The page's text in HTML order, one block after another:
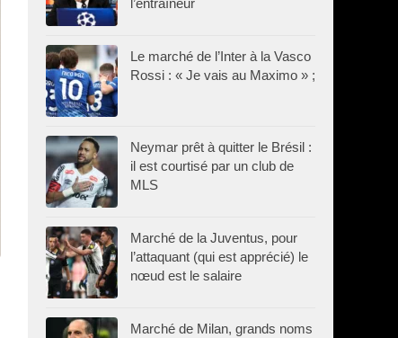
l’entraîneur
Le marché de l’Inter à la Vasco
Rossi : « Je vais au Maximo » ;
Neymar prêt à quitter le Brésil :
il est courtisé par un club de
MLS
Marché de la Juventus, pour
l’attaquant (qui est apprécié) le
nœud est le salaire
Marché de Milan, grands noms